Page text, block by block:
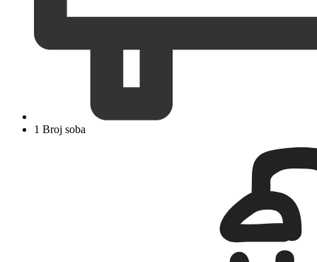
1 Broj soba